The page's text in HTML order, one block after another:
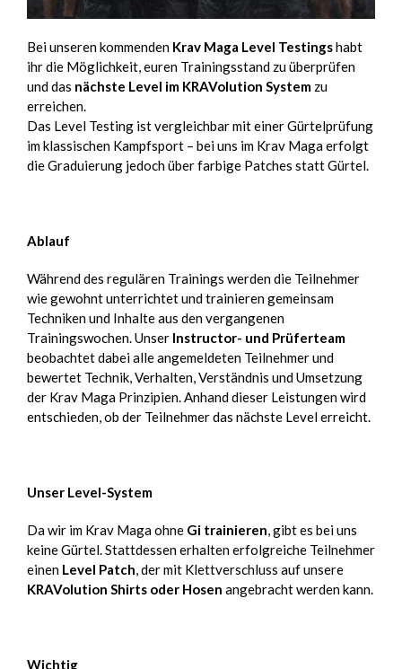
Bei unseren kommenden Krav Maga Level Testingshabt
ihr die Möglichkeit, euren Trainingsstand zu überprüfen
und das nächste Level im KRAVolution System zu
erreichen.
Das Level Testing ist vergleichbar mit einer Gürtelprüfung
im klassischen Kampfsport – bei uns im Krav Maga erfolgt
die Graduierung jedoch über farbige Patches statt Gürtel.
Ablauf
Während des regulären Trainings werden die Teilnehmer
wie gewohnt unterrichtet und trainieren gemeinsam
Techniken und Inhalte aus den vergangenen
Trainingswochen. Unser Instructor- und Prüferteam
beobachtet dabei alle angemeldeten Teilnehmer und
bewertet Technik, Verhalten, Verständnis und Umsetzung
der Krav Maga Prinzipien. Anhand dieser Leistungen wird
entschieden, ob der Teilnehmer das nächste Level erreicht.
Unser Level-System
Da wir im Krav Maga ohne Gi trainieren, gibt es bei uns
keine Gürtel. Stattdessen erhalten erfolgreiche Teilnehmer
einen Level Patch, der mit Klettverschluss auf unsere
KRAVolution Shirts oder Hosen angebracht werden kann.
Wichtig